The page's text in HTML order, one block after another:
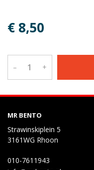
€ 8,50
– +
MR BENTO
Strawinskiplein 5
3161WG Rhoon
010-7611943